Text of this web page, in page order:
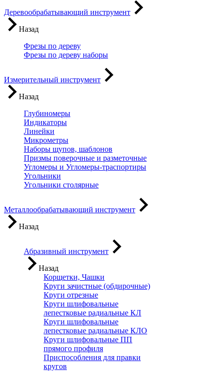
Деревообрабатывающий инструмент
Назад
Фрезы по дереву
Фрезы по дереву наборы
Измерительный инструмент
Назад
Глубиномеры
Индикаторы
Линейки
Микрометры
Наборы щупов, шаблонов
Призмы поверочные и разметочные
Угломеры и Угломеры-траспортиры
Угольники
Угольники столярные
Металлообрабатывающий инструмент
Назад
Абразивный инструмент
Назад
Корщетки, Чашки
Круги зачистные (обдирочные)
Круги отрезные
Круги шлифовальные
лепестковые радиальные КЛ
Круги шлифовальные
лепестковые радиальные КЛО
Круги шлифовальные ПП
прямого профиля
Приспособления для правки
кругов